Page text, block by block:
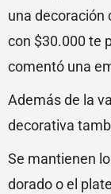
una decoración
con $30.000 te
comentó una
Además de la
decorativa
Se mantienen
dorado o el